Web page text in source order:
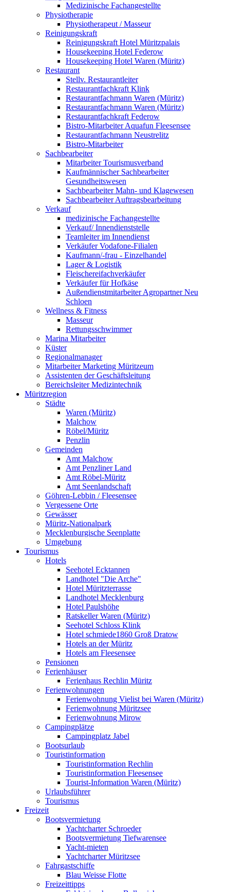
Medizinische Fachangestellte
Physiotherapie
Physiotherapeut / Masseur
Reinigungskraft
Reinigungskraft Hotel Müritzpalais
Housekeeping Hotel Federow
Housekeeping Hotel Waren (Müritz)
Restaurant
Stellv. Restaurantleiter
Restaurantfachkraft Klink
Restaurantfachmann Waren (Müritz)
Restaurantfachmann Waren (Müritz)
Restaurantfachkraft Federow
Bistro-Mitarbeiter Aquafun Fleesensee
Restaurantfachmann Neustrelitz
Bistro-Mitarbeiter
Sachbearbeiter
Mitarbeiter Tourismusverband
Kaufmännischer Sachbearbeiter
Gesundheitswesen
Sachbearbeiter Mahn- und Klagewesen
Sachbearbeiter Auftragsbearbeitung
Verkauf
medizinische Fachangestellte
Verkauf/ Innendienststelle
Teamleiter im Innendienst
Verkäufer Vodafone-Filialen
Kaufmann/-frau - Einzelhandel
Lager & Logistik
Fleischereifachverkäufer
Verkäufer für Hofkäse
Außendienstmitarbeiter Agropartner Neu
Schloen
Wellness & Fitness
Masseur
Rettungsschwimmer
Marina Mitarbeiter
Küster
Regionalmanager
Mitarbeiter Marketing Müritzeum
Assistenten der Geschäftsleitung
Bereichsleiter Medizintechnik
Müritzregion
Städte
Waren (Müritz)
Malchow
Röbel/Müritz
Penzlin
Gemeinden
Amt Malchow
Amt Penzliner Land
Amt Röbel-Müritz
Amt Seenlandschaft
Göhren-Lebbin / Fleesensee
Vergessene Orte
Gewässer
Müritz-Nationalpark
Mecklenburgische Seenplatte
Umgebung
Tourismus
Hotels
Seehotel Ecktannen
Landhotel "Die Arche"
Hotel Müritzterrasse
Landhotel Mecklenburg
Hotel Paulshöhe
Ratskeller Waren (Müritz)
Seehotel Schloss Klink
Hotel schmiede1860 Groß Dratow
Hotels an der Müritz
Hotels am Fleesensee
Pensionen
Ferienhäuser
Ferienhaus Rechlin Müritz
Ferienwohnungen
Ferienwohnung Vielist bei Waren (Müritz)
Ferienwohnung Müritzsee
Ferienwohnung Mirow
Campingplätze
Campingplatz Jabel
Bootsurlaub
Touristinformation
Touristinformation Rechlin
Touristinformation Fleesensee
Tourist-Information Waren (Müritz)
Urlaubsführer
Tourismus
Freizeit
Bootsvermietung
Yachtcharter Schroeder
Bootsvermietung Tiefwarensee
Yacht-mieten
Yachtcharter Müritzsee
Fahrgastschiffe
Blau Weisse Flotte
Freizeittipps